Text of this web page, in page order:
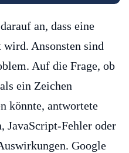
an, dass eine
Ansonsten sind
Auf die Frage, ob
ein Zeichen
könnte, antwortete
JavaScript-Fehler oder
Google